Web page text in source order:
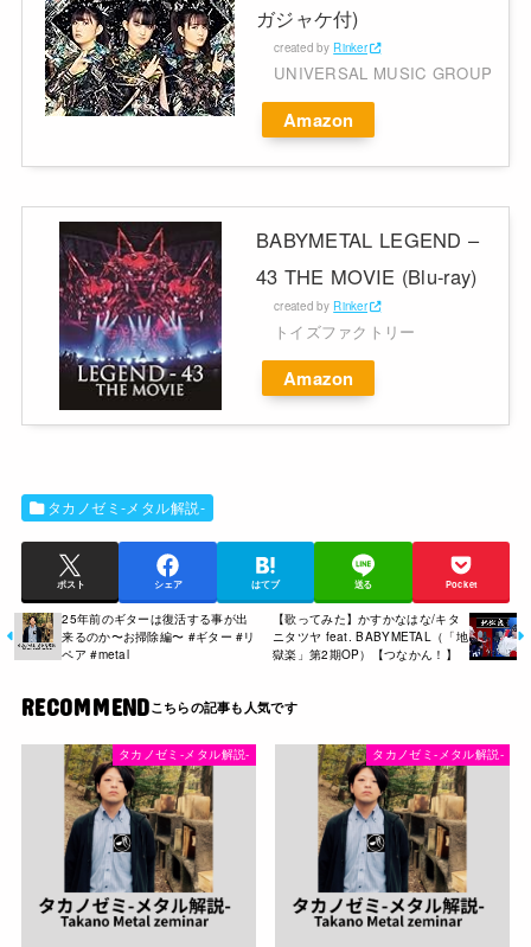
ガジャケ付)
created by Rinker
UNIVERSAL MUSIC GROUP
Amazon
BABYMETAL LEGEND –
43 THE MOVIE (Blu-ray)
created by Rinker
トイズファクトリー
Amazon
タカノゼミ-メタル解説-
ポスト シェア はてブ 送る Pocket
25年前のギターは復活する事が出
来るのか〜お掃除編〜 #ギター #リ
ペア #metal
【歌ってみた】かすかなはな/キタ
ニタツヤ feat. BABYMETAL（「地
獄楽」第2期OP）【つなかん！】
RECOMMEND
タカノゼミ-メタル解説- タカノゼミ-メタル解説-